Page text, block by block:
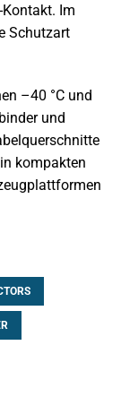
Im
Schutzart
–40 °C und
und
kompakten